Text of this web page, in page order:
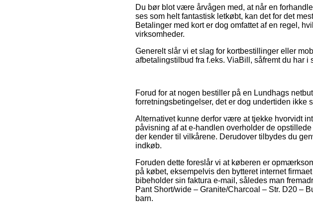
Du bør blot være årvågen med, at når en
ses som helt fantastisk letkøbt, kan det for det
Betalinger med kort er dog omfattet af en regel,
virksomheder.
Generelt slår vi et slag for kortbestillinger eller
afbetalingstilbud fra f.eks. ViaBill, såfremt du har
Forud for at nogen bestiller på en Lundhags
forretningsbetingelser, det er dog undertiden ikke
Alternativet kunne derfor være at tjekke hvorvidt
påvisning af at e-handlen overholder de
der kender til vilkårene. Derudover tilbydes du
indkøb.
Foruden dette foreslår vi at køberen er
på købet, eksempelvis den bytteret internet
bibeholder sin faktura e-mail, således man
Pant Short/wide – Granite/Charcoal – Str. D20 –
barn.